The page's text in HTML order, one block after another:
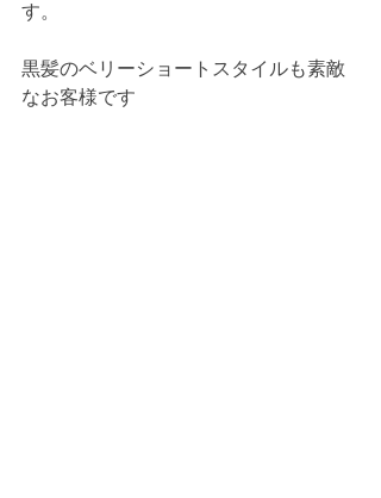
す。
黒髪のベリーショートスタイルも素敵
なお客様です